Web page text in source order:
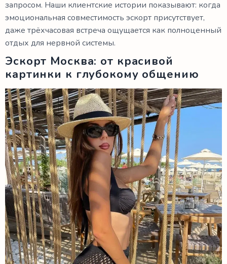
запросом. Наши клиентские истории показывают: когда
эмоциональная совместимость эскорт присутствует,
даже трёхчасовая встреча ощущается как полноценный
отдых для нервной системы.
Эскорт Москва: от красивой
картинки к глубокому общению